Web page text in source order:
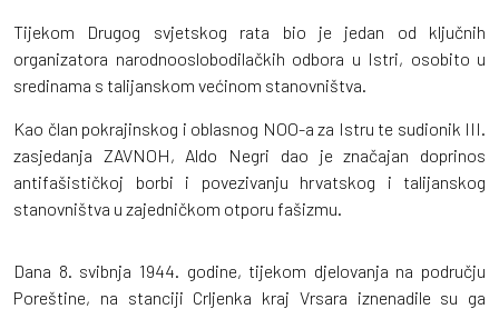
Tijekom Drugog svjetskog rata bio je jedan od ključnih
organizatora narodnooslobodilačkih odbora u Istri, osobito u
sredinama s talijanskom većinom stanovništva.
Kao član pokrajinskog i oblasnog NOO-a za Istru te sudionik III.
zasjedanja ZAVNOH, Aldo Negri dao je značajan doprinos
antifašističkoj borbi i povezivanju hrvatskog i talijanskog
stanovništva u zajedničkom otporu fašizmu.
Dana 8. svibnja 1944. godine, tijekom djelovanja na području
Poreštine, na stanciji Crljenka kraj Vrsara iznenadile su ga